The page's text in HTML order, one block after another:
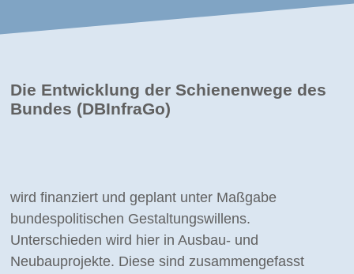
Die Entwicklung der Schienenwege des
Bundes (DBInfraGo)
wird finanziert und geplant unter Maßgabe
bundespolitischen Gestaltungswillens.
Unterschieden wird hier in Ausbau- und
Neubauprojekte. Diese sind zusammengefasst